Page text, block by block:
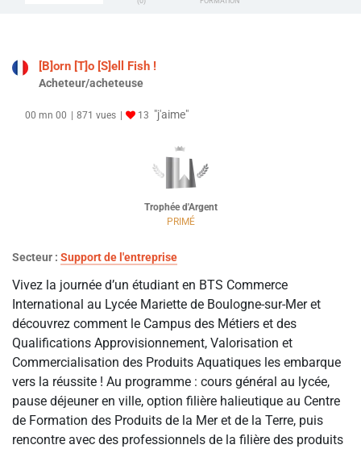
[B]orn [T]o [S]ell Fish !
Acheteur/acheteuse
00 mn 00 871 vues 13 "j'aime"
Trophée d'Argent
PRIMÉ
Secteur : Support de l'entreprise
Vivez la journée d’un étudiant en BTS Commerce
International au Lycée Mariette de Boulogne-sur-Mer et
découvrez comment le Campus des Métiers et des
Qualifications Approvisionnement, Valorisation et
Commercialisation des Produits Aquatiques les embarque
vers la réussite ! Au programme : cours général au lycée,
pause déjeuner en ville, option filière halieutique au Centre
de Formation des Produits de la Mer et de la Terre, puis
rencontre avec des professionnels de la filière des produits